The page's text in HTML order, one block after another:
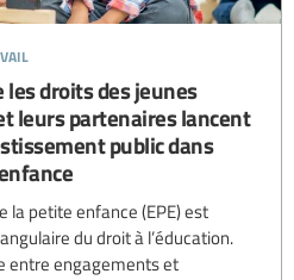
droits des jeunes
leurs partenaires lancent
public dans
la petite enfance (EPE) est
du droit à l’éducation.
entre engagements et